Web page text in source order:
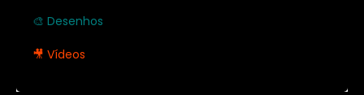
🎨 Desenhos
🎥 Vídeos